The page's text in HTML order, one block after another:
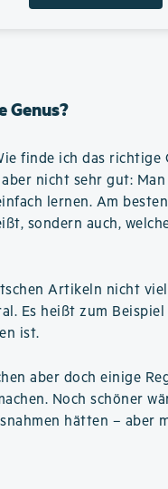
Genus?
finde ich das richtige
nicht sehr gut: Man
lernen. Am
sondern auch,
Artikeln nicht
Es heißt zum Beispiel
ist.
aber doch einige
Noch schöner
hätten – aber